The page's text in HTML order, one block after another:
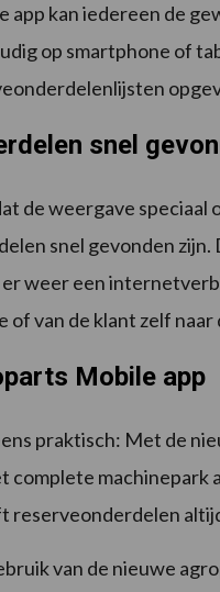
app kan iedereen de
op smartphone of
snel
de weergave speciaal
snel gevonden
weer een
of van de klant zelf
Mobile app
praktisch: Met de
complete machinepark
reserveonderdelen
van de nieuwe